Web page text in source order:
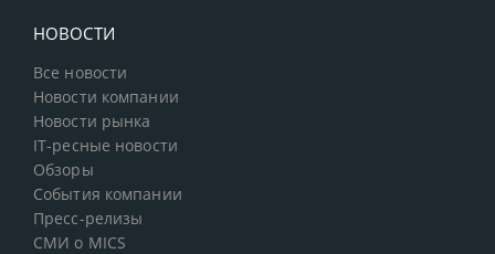
НОВОСТИ
Все новости
Новости компании
Новости рынка
IT-ресные новости
Обзоры
События компании
Пресс-релизы
СМИ о MICS